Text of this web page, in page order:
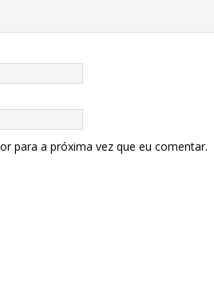
para a próxima vez que eu comentar.